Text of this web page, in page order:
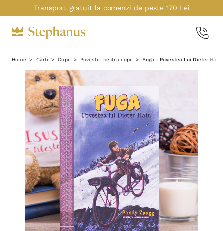
Transport gratuit la comenzi de peste 170 Lei
Home Cărți Copii Povestiri pentru copii Fuga - Povestea Lui Dieter Hain